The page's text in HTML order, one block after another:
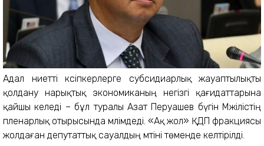
Адал ниетті кәсіпкерлерге субсидиарлық жауаптылықты
қолдану нарықтық экономиканың негізгі қағидаттарына
қайшы келеді – бұл туралы Азат Перуашев бүгін Мәжілістің
пленарлық отырысында мәлімдеді. «Ақ жол» ҚДП фракциясы
жолдаған депутаттық сауалдың мәтіні төменде келтірілді.